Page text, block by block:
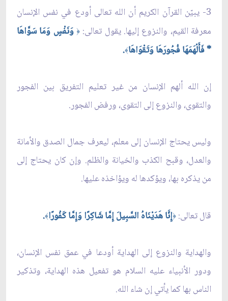
3- يبيّن القرآن الكريم أن الله تعالى أودع في نفس الإنسان
معرفة القيم، والنزوع إليها. يقول تعالى: ﴿ وَنَفْسٍ وَمَا سَوَّاهَا
* فَأَلْهَمَهَا فُجُورَهَا وَتَقْوَاهَا﴾.
إن الله ألهم الإنسان من غير تعليم التفريق بين الفجور
والتقوى، والنزوع إلى التقوى، ورفض الفجور.
وليس يحتاج الإنسان إلى معلم، ليعرف جمال الصدق والأمانة
والعدل، وقبح الكذب والخيانة والظلم. وإن كان يحتاج إلى
من يذكره بها، ويؤكدها له ويؤاخذه عليها.
قال تعالى: ﴿إِنَّا هَدَيْنَاهُ السَّبِيلَ إِمَّا شَاكِرًا وَإِمَّا كَفُورًا﴾.
والهداية والنزوع إلى الهداية أودعا في عمق نفس الإنسان،
ودور الأنبياء عليه السلام هو تفعيل هذه الهداية، وتذكير
الناس بها كما يأتي إن شاء الله.